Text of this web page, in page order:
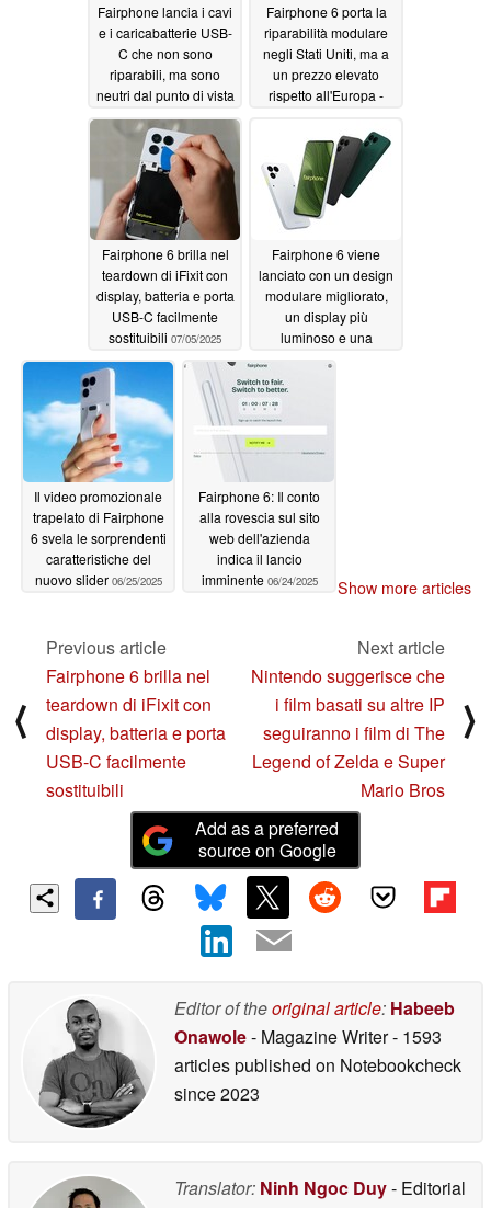
Fairphone lancia i cavi
e i caricabatterie USB-
C che non sono
riparabili, ma sono
neutri dal punto di vista
dei rifiuti08/12/2025
Fairphone 6 porta la
riparabilità modulare
negli Stati Uniti, ma a
un prezzo elevato
rispetto all'Europa -
07/27/2025
Fairphone 6 brilla nel
teardown di iFixit con
display, batteria e porta
USB-C facilmente
sostituibili 07/05/2025
Fairphone 6 viene
lanciato con un design
modulare migliorato,
un display più
luminoso e una
batteria più grande al
prezzo di 599 euro
Il video promozionale
trapelato di Fairphone
6 svela le sorprendenti
caratteristiche del
nuovo slider 06/25/2025
Fairphone 6: Il conto
alla rovescia sul sito
web dell'azienda
indica il lancio
imminente 06/24/2025 Show more articles
⟨
Previous article
Fairphone 6 brilla nel
teardown di iFixit con
display, batteria e porta
USB-C facilmente
sostituibili
Next article
Nintendo suggerisce che
i film basati su altre IP
seguiranno i film di The
Legend of Zelda e Super
Mario Bros
⟩
Add as a preferred
source on Google
Editor of theoriginal article: Habeeb
Onawole- Magazine Writer- 1593
articles published on Notebookcheck
since 2023
Translator: Ninh Ngoc Duy- Editorial